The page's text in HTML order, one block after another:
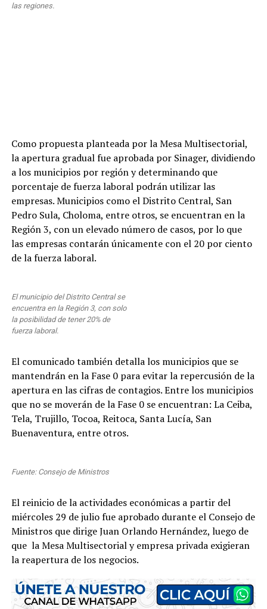
las regiones.
Como propuesta planteada por la Mesa Multisectorial,
la apertura gradual fue aprobada por Sinager, dividiendo
a los municipios por región y determinando que
porcentaje de fuerza laboral podrán utilizar las
empresas. Municipios como el Distrito Central, San
Pedro Sula, Choloma, entre otros, se encuentran en la
Región 3, con un elevado número de casos, por lo que
las empresas contarán únicamente con el 20 por ciento
de la fuerza laboral.
El municipio del Distrito Central se
encuentra en la Región 3, con solo
la posibilidad de tener 20% de
fuerza laboral.
El comunicado también detalla los municipios que se
mantendrán en la Fase 0 para evitar la repercusión de la
apertura en las cifras de contagios. Entre los municipios
que no se moverán de la Fase 0 se encuentran: La Ceiba,
Tela, Trujillo, Tocoa, Reitoca, Santa Lucía, San
Buenaventura, entre otros.
Fuente: Consejo de Ministros
El reinicio de la actividades económicas a partir del
miércoles 29 de julio fue aprobado durante el Consejo de
Ministros que dirige Juan Orlando Hernández, luego de
que la Mesa Multisectorial y empresa privada exigieran
la reapertura de los negocios.